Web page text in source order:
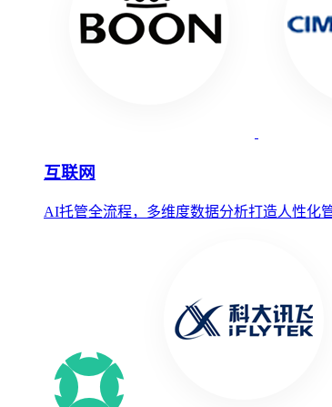
互联网
AI托管全流程，多维度数据分析打造人性化